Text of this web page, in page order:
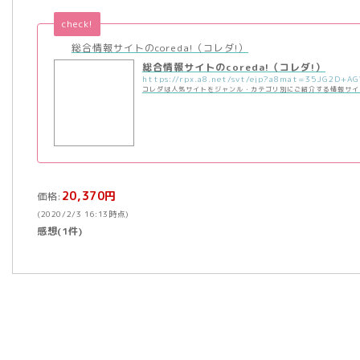
総合情報サイトのcoreda!（コレダ!）
check!
総合情報サイトのcoreda!（コレダ!）
コレダは人気サイトをジャンル・カテゴリ別にご紹介する情報サ
価格: 20,370円
(2020/2/3 16:13時点)
感想(1件)